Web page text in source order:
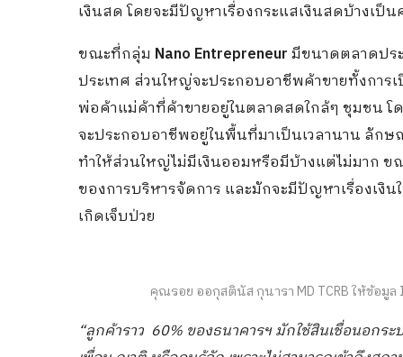
เงินสด โดยจะมีปัญหาเรื่องกระแสเงินสดบ้างเป็น
ขณะที่กลุ่ม Nano Entrepreneurมีขนาดตลาดปร
ประเทศ ส่วนใหญ่จะประกอบอาชีพค้าขายทั้งการ
พ่อค้าแม่ค้าที่ค้าขายอยู่ในตลาดสดใกล้ๆ ชุมชน
จะประกอบอาชีพอยู่ในพื้นที่มาเป็นเวลานาน ลัก
ทำให้ส่วนใหญ่ไม่มีเงินออมหรือมีบ้างแต่ไม่มาก ข
ของการบริหารจัดการ และมักจะมีปัญหาเรื่องเงิ
เกิดเจ็บป่วย
คุณรอย ออกุสตินัส กุนารา MD TCRB ให้ข้อมูล
“ลูกค้าราว 60% ของธนาคารฯ มักใช้สินเชื่อนอกร